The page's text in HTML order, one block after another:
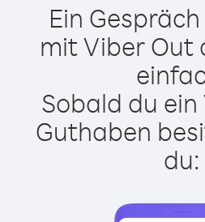
Ein
mit Viber Out
Sobald du
Guthaben
du: